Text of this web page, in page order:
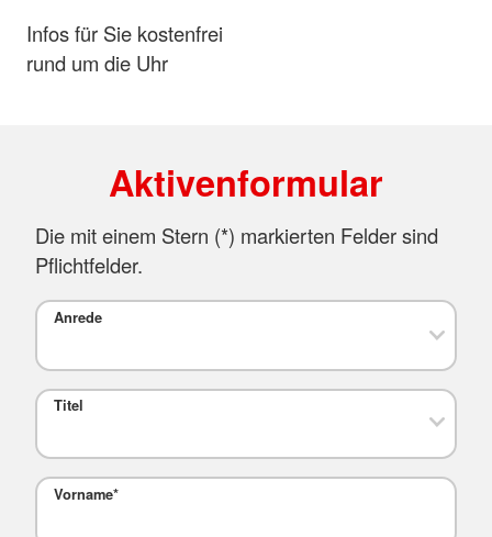
Infos für Sie kostenfrei
rund um die Uhr
Aktivenformular
Die mit einem Stern (*) markierten Felder sind
Pflichtfelder.
Anrede
Titel
Vorname*